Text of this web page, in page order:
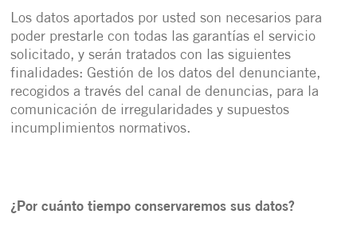
Los datos aportados por usted son necesarios para
poder prestarle con todas las garantías el servicio
solicitado, y serán tratados con las siguientes
finalidades: Gestión de los datos del denunciante,
recogidos a través del canal de denuncias, para la
comunicación de irregularidades y supuestos
incumplimientos normativos.
¿Por cuánto tiempo conservaremos sus datos?